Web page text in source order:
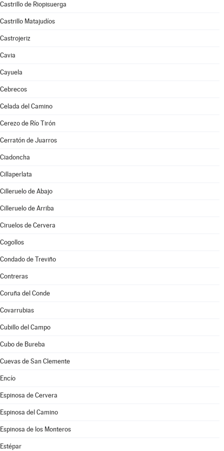
Castrillo de Riopisuerga
Castrillo Matajudíos
Castrojeriz
Cavia
Cayuela
Cebrecos
Celada del Camino
Cerezo de Río Tirón
Cerratón de Juarros
Ciadoncha
Cillaperlata
Cilleruelo de Abajo
Cilleruelo de Arriba
Ciruelos de Cervera
Cogollos
Condado de Treviño
Contreras
Coruña del Conde
Covarrubias
Cubillo del Campo
Cubo de Bureba
Cuevas de San Clemente
Encío
Espinosa de Cervera
Espinosa del Camino
Espinosa de los Monteros
Estépar